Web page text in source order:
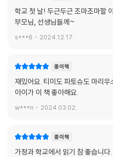
학교 첫 날! 두근두근 조마조마할
부모님, 선생님들께~
s***6 2024.12.17.
종이책
재밌어요. 티미도 파토슈도 마리
아이가 이 책 좋아해요.
w***n 2024.03.02.
종이책
가정과 학교에서 읽기 참 좋습니